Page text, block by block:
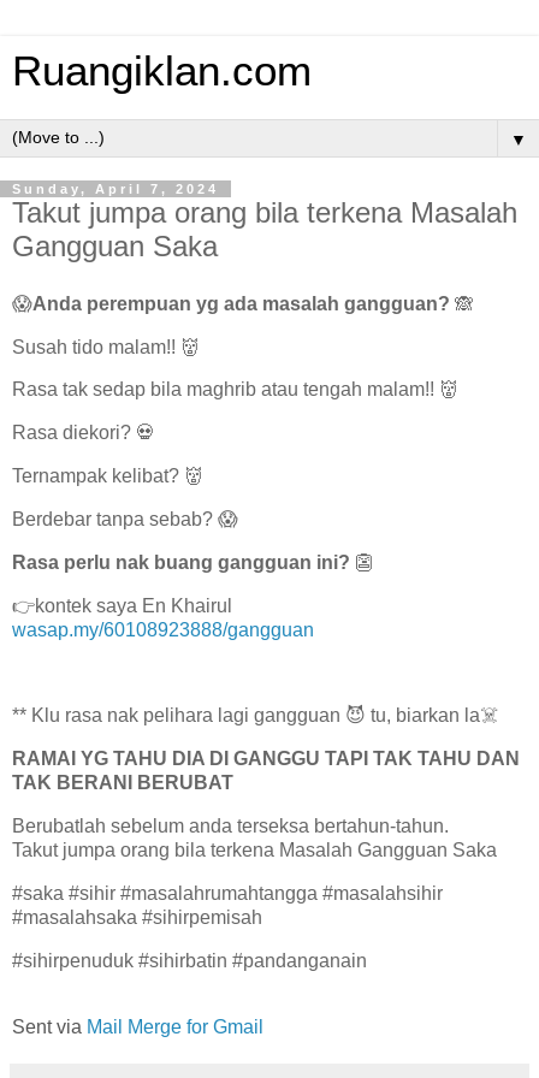
Ruangiklan.com
▼
Sunday, April 7, 2024
Takut jumpa orang bila terkena Masalah
Gangguan Saka
😱Anda perempuan yg ada masalah gangguan? 🙈
Susah tido malam!! 👹
Rasa tak sedap bila maghrib atau tengah malam!! 👹
Rasa diekori? 💀
Ternampak kelibat? 👹
Berdebar tanpa sebab? 😱
Rasa perlu nak buang gangguan ini? 👺
👉kontek saya En Khairul
wasap.my/60108923888/gangguan
** Klu rasa nak pelihara lagi gangguan 😈 tu, biarkan la☠️
RAMAI YG TAHU DIA DI GANGGU TAPI TAK TAHU DAN
TAK BERANI BERUBAT
Berubatlah sebelum anda terseksa bertahun-tahun.
Takut jumpa orang bila terkena Masalah Gangguan Saka
#saka #sihir #masalahrumahtangga #masalahsihir
#masalahsaka #sihirpemisah
#sihirpenuduk #sihirbatin #pandanganain
Sent via Mail Merge for Gmail